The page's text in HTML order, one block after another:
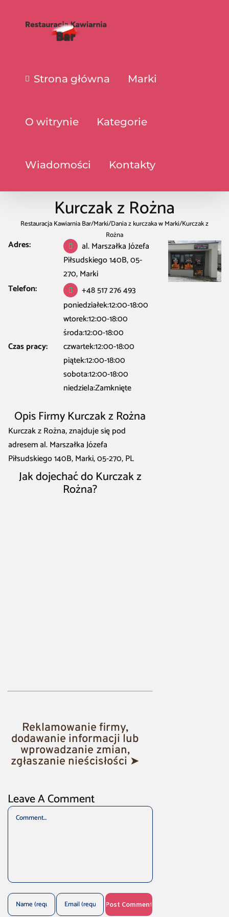
Strona główna Marki
O witrynie Kategorie
Wiadomości Kontakty
Kurczak z Rożna
Restauracja Kawiarnia Bar/Marki/Dania z kurczaka w Marki/Kurczak z
Rożna
Adres:
al. Marszałka Józefa
Piłsudskiego 140B, 05-
270, Marki
Telefon:
+48 517 276 493
Czas pracy:
poniedziałek:12:00-18:00
wtorek:12:00-18:00
środa:12:00-18:00
czwartek:12:00-18:00
piątek:12:00-18:00
sobota:12:00-18:00
niedziela:Zamknięte
Opis Firmy Kurczak z Rożna
Kurczak z Rożna, znajduje się pod
adresem al. Marszałka Józefa
Piłsudskiego 140B, Marki, 05-270, PL
Jak dojechać do Kurczak z
Rożna?
Reklamowanie firmy,
dodawanie informacji lub
wprowadzanie zmian,
zgłaszanie nieścisłości ➤
Leave A Comment
Comment